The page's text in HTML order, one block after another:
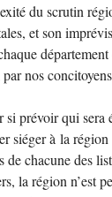
du scrutin
et son
nos
si prévoir qui sera
siéger à la région
de chacune des
la région n’est